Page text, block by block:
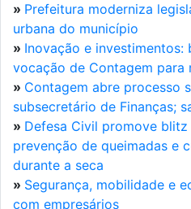
» Prefeitura moderniza
urbana do município
» Inovação e
vocação de Contagem para
» Contagem abre processo
subsecretário de Finanças;
» Defesa Civil promove
prevenção de queimadas e
durante a seca
» Segurança, mobilidade e
com empresários